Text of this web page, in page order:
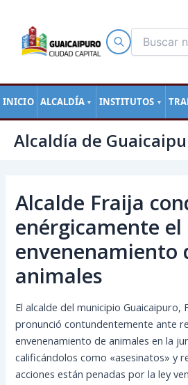
INICIO ALCALDÍA ▼ INSTITUTOS ▼
contenido
Alcaldía de
Alcalde Fraija
enérgicamente el
envenenamiento
animales
El alcalde del municipio Guaicaipuro,
pronunció contundentemente ante
envenenamiento de animales en la
calificándolos como «asesinatos» y
acciones están penadas por la ley
de